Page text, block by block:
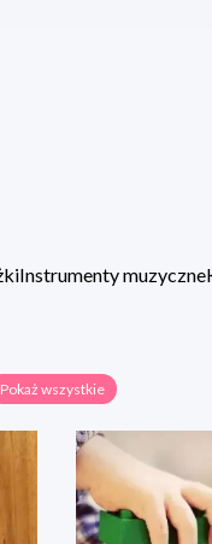
Instrumenty muzyczne
Pokaż wszystkie